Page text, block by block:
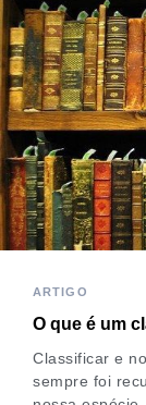
ARTIGO
O que é um
Classificar e
sempre foi